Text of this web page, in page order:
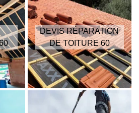
DEVIS RÉPARATION
DE TOITURE 60